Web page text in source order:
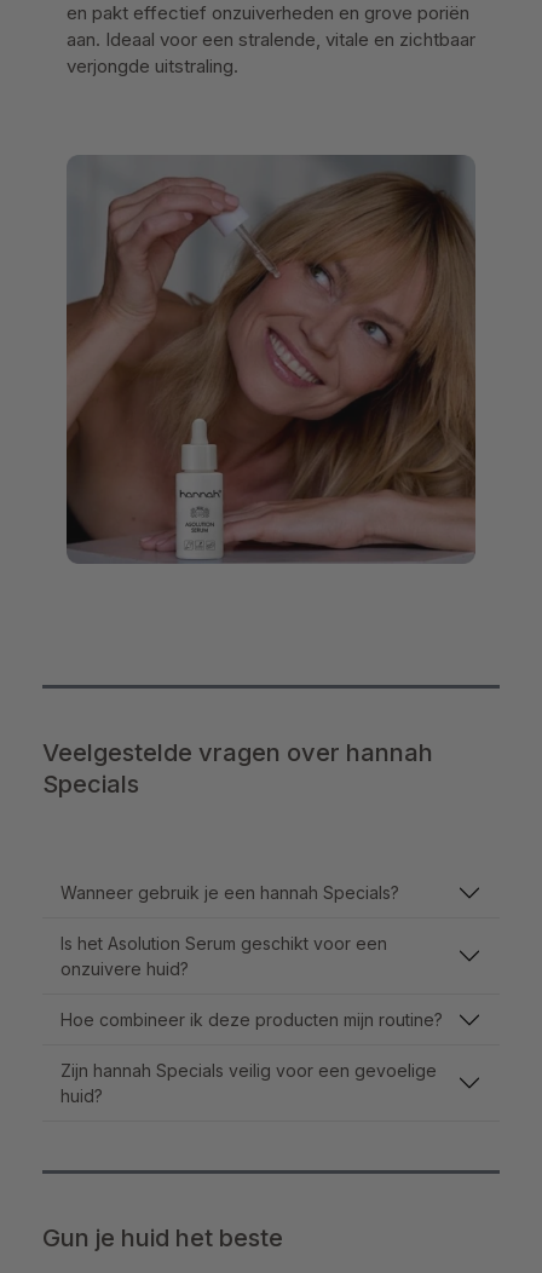
en pakt effectief onzuiverheden en grove poriën
aan. Ideaal voor een stralende, vitale en zichtbaar
verjongde uitstraling.
Veelgestelde vragen over hannah
Specials
Wanneer gebruik je een hannah Specials?
Is het Asolution Serum geschikt voor een
onzuivere huid?
Hoe combineer ik deze producten mijn routine?
Zijn hannah Specials veilig voor een gevoelige
huid?
Gun je huid het beste